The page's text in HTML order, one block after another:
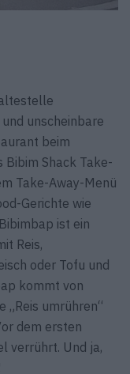
unscheinbare
beim
Shack Take-
Take-Away-Menü
Gerichte wie
ist ein
Reis,
oder Tofu und
kommt von
„Reis umrühren“
dem ersten
verrührt. Und ja,